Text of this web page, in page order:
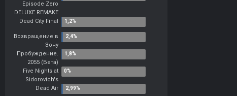
Episode Zero
DELUXE REMAKE
Dead City Final
Возвращение в
Зону
Пробуждение.
2055 (Бета)
Five Nights at
Sidorovich's
Dead Air